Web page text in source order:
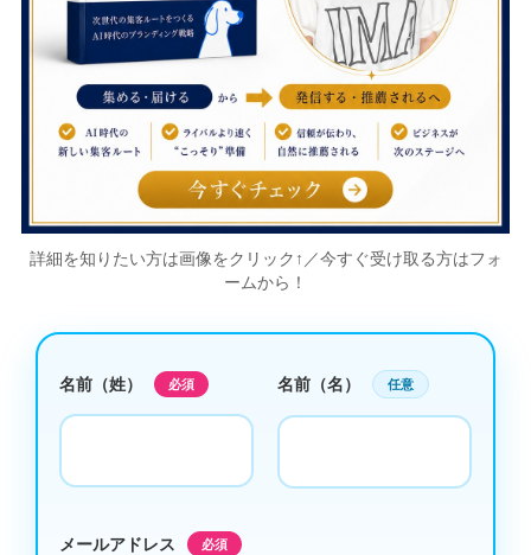
詳細を知りたい方は画像をクリック↑／今すぐ受け取る方はフォ
ームから！
名前（姓） 必須 名前（名） 任意
メールアドレス 必須